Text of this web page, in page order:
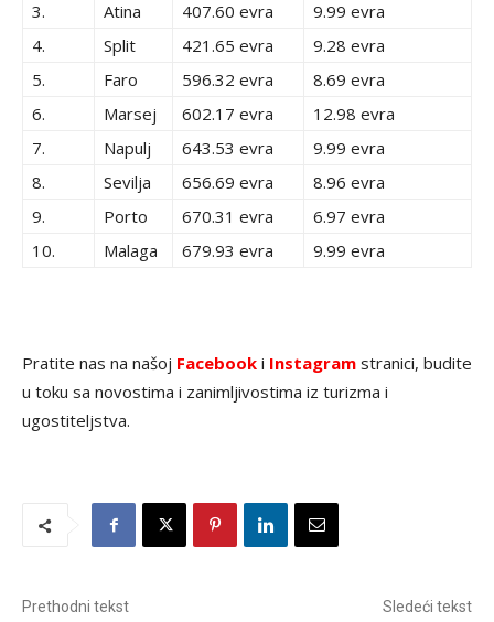
3. Atina 407.60 evra
9.99 evra
4.
Split 421.65 evra
9.28 evra
5.
Faro 596.32 evra
8.69 evra
6.
Marsej 602.17 evra
12.98 evra
7.
Napulj 643.53 evra
9.99 evra
8.
Sevilja 656.69 evra
8.96 evra
9.
Porto 670.31 evra
6.97 evra
10.
Malaga 679.93 evra 9.99 evra
Pratite nas na našoj Facebook i Instagram stranici, budite
u toku sa novostima i zanimljivostima iz turizma i
ugostiteljstva.
Prethodni tekst Sledeći tekst